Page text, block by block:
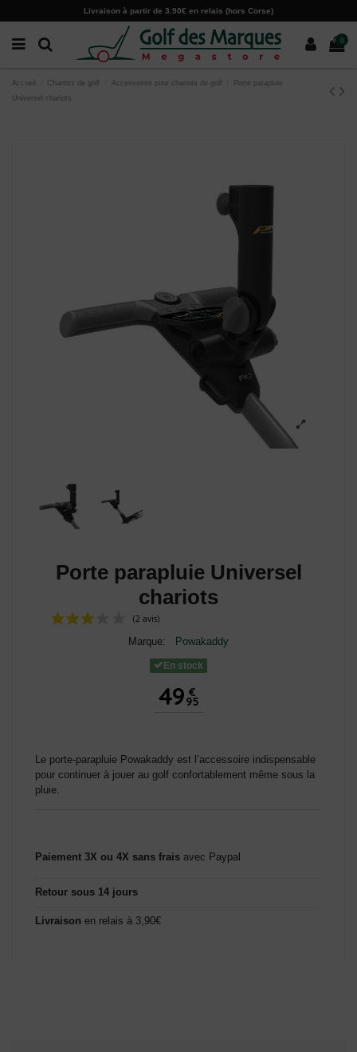
Livraison à partir de 3.90€ en relais (hors Corse)
0
Accueil Chariots de golf Accessoires pour chariots de golf
Porte parapluie
Universel chariots
Porte parapluie Universel
chariots
Marque: Powakaddy
En stock
49 €
95
Le porte-parapluie Powakaddy est l’accessoire indispensable
pour continuer à jouer au golf confortablement même sous la
pluie.
Paiement 3X ou 4X sans frais avec Paypal
Retour sous 14 jours
Livraison en relais à 3,90€
Paramètres des cookies